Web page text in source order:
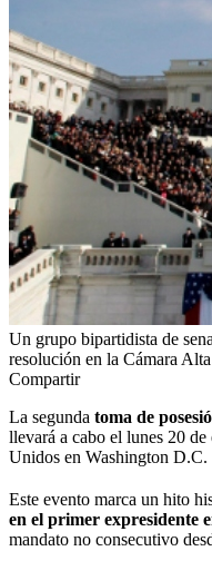
Un grupo bipartidista de
resolución en la Cámara
Compartir
La segunda toma de
llevará a cabo el lunes 20
Unidos en Washington D.C.
Este evento marca un hito
en el primer expresidente
mandato no consecutivo